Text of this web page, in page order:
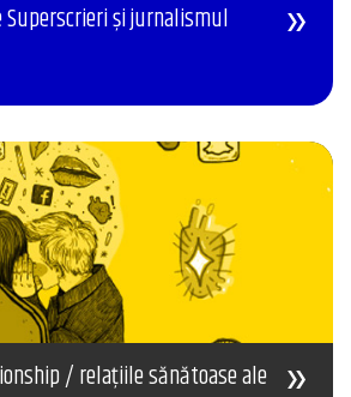
și jurnalismul
/ relațiile sănătoase ale